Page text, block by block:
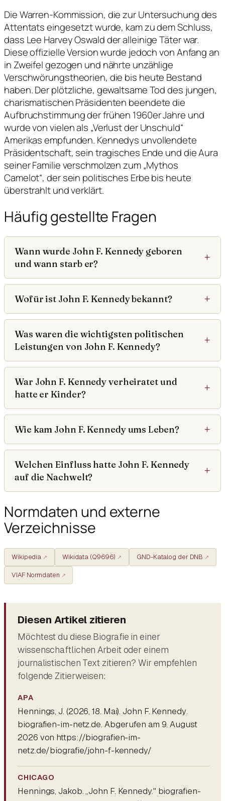
Die Warren-Kommission, die zur Untersuchung des
Attentats eingesetzt wurde, kam zu dem Schluss,
dass Lee Harvey Oswald der alleinige Täter war.
Diese offizielle Version wurde jedoch von Anfang an
in Zweifel gezogen und nährte unzählige
Verschwörungstheorien, die bis heute Bestand
haben. Der plötzliche, gewaltsame Tod des jungen,
charismatischen Präsidenten beendete die
Aufbruchstimmung der frühen 1960er Jahre und
wurde von vielen als „Verlust der Unschuld“
Amerikas empfunden. Kennedys unvollendete
Präsidentschaft, sein tragisches Ende und die Aura
seiner Familie verschmolzen zum „Mythos
Camelot“, der sein politisches Erbe bis heute
überstrahlt und verklärt.
Häufig gestellte Fragen
Wann wurde John F. Kennedy geboren
und wann starb er?
Wofür ist John F. Kennedy bekannt?
Was waren die wichtigsten politischen
Leistungen von John F. Kennedy?
War John F. Kennedy verheiratet und
hatte er Kinder?
Wie kam John F. Kennedy ums Leben?
Welchen Einfluss hatte John F. Kennedy
auf die Nachwelt?
Normdaten und externe
Verzeichnisse
Wikipedia Wikidata (Q9696) GND-Katalog der DNB
VIAF Normdaten
Diesen Artikel zitieren
Möchtest du diese Biografie in einer
wissenschaftlichen Arbeit oder einem
journalistischen Text zitieren? Wir empfehlen
folgende Zitierweisen:
APA
Hennings, J. (2026, 18. Mai). John F. Kennedy.
biografien-im-netz.de. Abgerufen am 9. August
2026 von https://biografien-im-
netz.de/biografie/john-f-kennedy/
CHICAGO
Hennings, Jakob. „John F. Kennedy." biografien-